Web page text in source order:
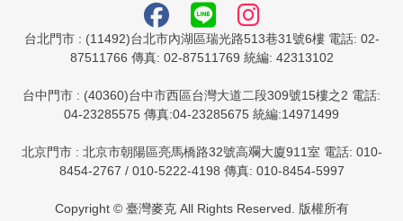
台北門市 : (11492)台北市內湖區瑞光路513巷31號6樓 電話: 02-
87511766 傳真: 02-87511769 統編: 42313102
台中門市 : (40360)台中市西區台灣大道二段309號15樓之2 電話:
04-23285575 傳真:04-23285675 統編:14971499
北京門市 : 北京市朝陽區亮馬橋路32號高斕大廈911室 電話: 010-
8454-2767 / 010-5222-4198 傳真: 010-8454-5997
Copyright © 臺灣麥克 All Rights Reserved. 版權所有